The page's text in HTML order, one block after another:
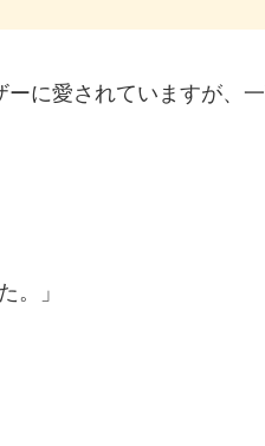
に愛されていますが、
。」